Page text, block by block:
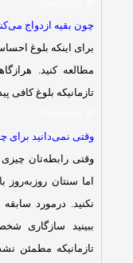
چون بقیه ازدواج
برای اینکه بلوغ
مطالعه کنید.
تازمانیکه بلوغ کافی
وقتی نمی‌دانید برای
وقتی رابطه‌تان
اما سنتان
نکنید. درمورد
ببینید سازگاری
تازمانیکه مطمئن